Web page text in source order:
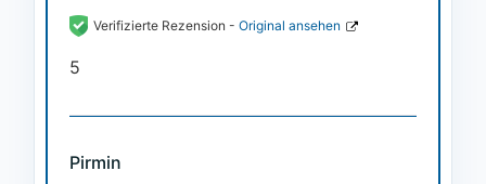
Verifizierte Rezension - Original ansehen
5
Pirmin